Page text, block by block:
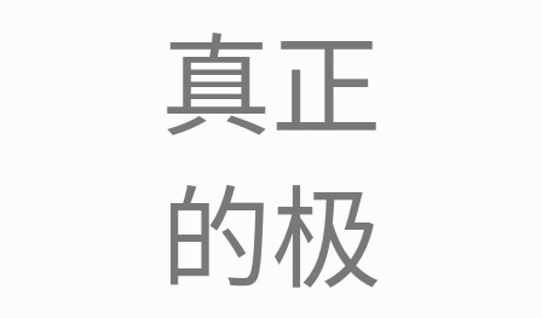
真正
的极